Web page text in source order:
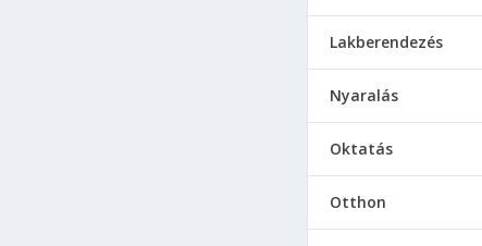
Lakberendezés
Nyaralás
Oktatás
Otthon